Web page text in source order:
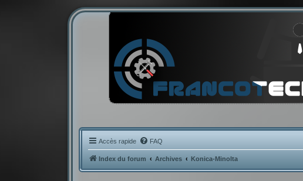
Accès rapide FAQ
Index du forum Archives Konica-Minolta